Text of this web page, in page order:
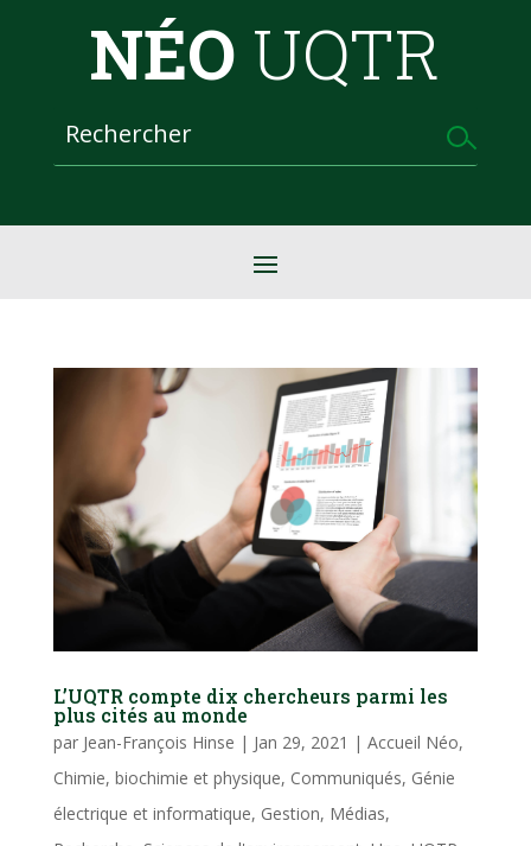
NÉO UQTR
L’UQTR compte dix chercheurs parmi les
plus cités au monde
par Jean-François Hinse | Jan 29, 2021 | Accueil Néo,
Chimie, biochimie et physique, Communiqués, Génie
électrique et informatique, Gestion, Médias,